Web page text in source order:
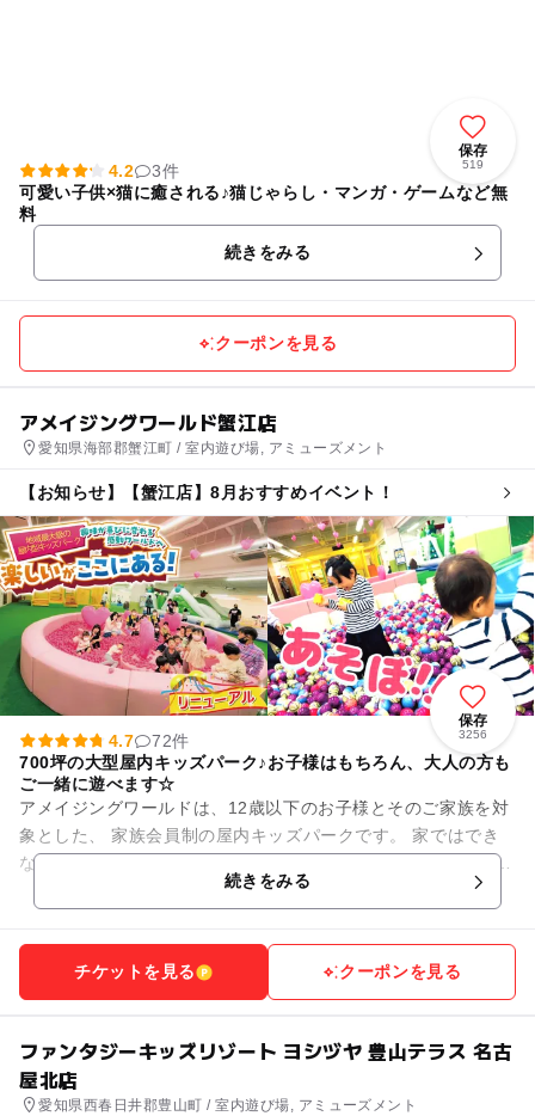
保存
519
4.2
3件
可愛い子供×猫に癒される♪猫じゃらし・マンガ・ゲームなど無
料
続きをみる
クーポンを見る
アメイジングワールド蟹江店
愛知県海部郡蟹江町 / 室内遊び場, アミューズメント
【お知らせ】【蟹江店】8月おすすめイベント！
保存
3256
4.7
72件
700坪の大型屋内キッズパーク♪お子様はもちろん、大人の方も
ご一緒に遊べます☆
アメイジングワールドは、12歳以下のお子様とそのご家族を対
象とした、 家族会員制の屋内キッズパークです。 家ではでき
ない大きな遊びを安心・安全にご家族みんなで楽しめる屋内 型
続きをみる
チケットを見る クーポンを見る
ファンタジーキッズリゾート ヨシヅヤ 豊山テラス 名古
屋北店
愛知県西春日井郡豊山町 / 室内遊び場, アミューズメント